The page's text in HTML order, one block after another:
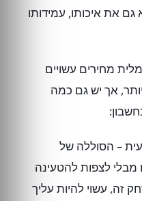
את איכותו, עמידותו
מחירים עשויים
אך יש גם כמה
– הסוללה של
לצפות להטעינה
זה, עשוי להיות עליך